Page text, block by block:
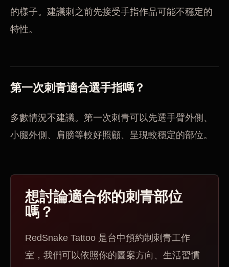
的樣子。建議刺之前先接受手指作品可能不穩定的
特性。
第一次刺青適合選手指嗎？
多數情況不建議。第一次刺青可以先選手臂外側、
小腿外側、肩膀等較好照顧、呈現較穩定的部位。
想討論適合你的刺青部位
嗎？
RedSnake Tattoo 是台中預約制刺青工作
室，我們可以依照你的圖案方向、生活習慣